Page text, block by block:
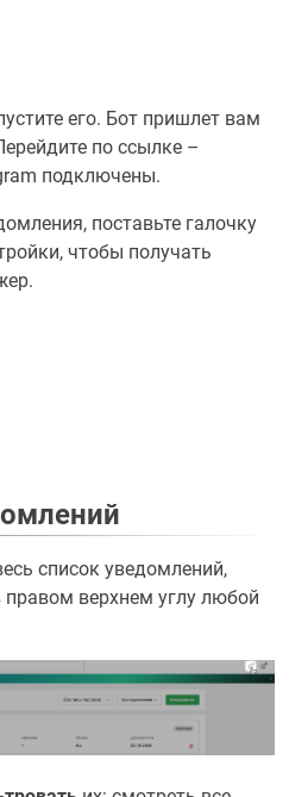
его. Бот пришлет вам
по ссылке –
подключены.
поставьте галочку
чтобы получать
список уведомлений,
верхнем углу любой